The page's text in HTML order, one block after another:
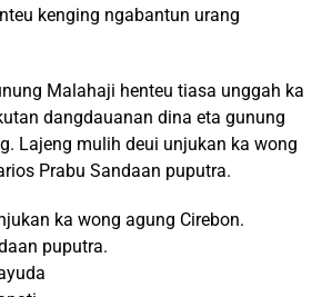
kenging ngabantun urang
Malahaji henteu tiasa unggah ka
dangdauanan dina eta gunung
Lajeng mulih deui unjukan ka wong
Prabu Sandaan puputra.
ka wong agung Cirebon.
puputra.